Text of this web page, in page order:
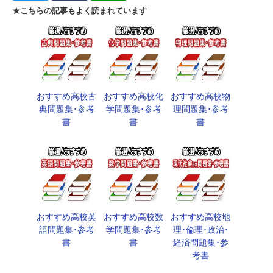
★こちらの記事もよく読まれています
おすすめ高校古
典問題集･参考
書
おすすめ高校化
学問題集･参考
書
おすすめ高校物
理問題集･参考
書
おすすめ高校英
語問題集･参考
書
おすすめ高校数
学問題集･参考
書
おすすめ高校地
理･倫理･政治･
経済問題集･参
考書